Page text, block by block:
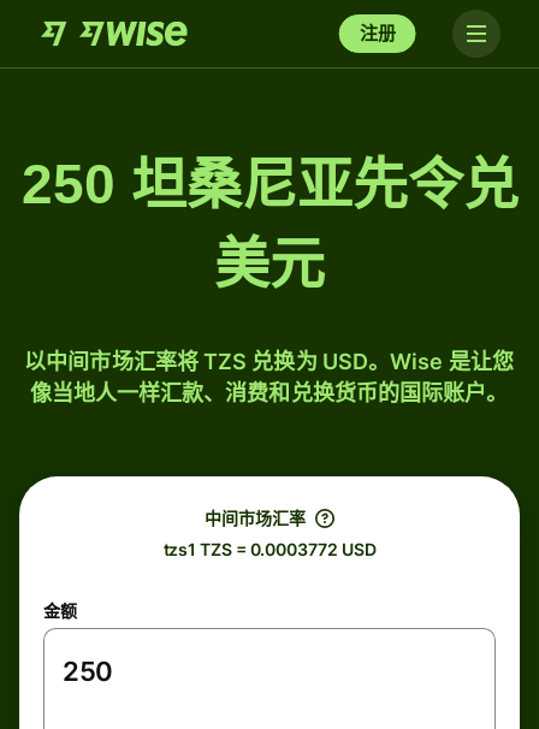
注册
250 坦桑尼亚先令兑
美元
以中间市场汇率将 TZS 兑换为 USD。Wise 是让您
像当地人一样汇款、消费和兑换货币的国际账户。
中间市场汇率
tzs1 TZS = 0.0003772 USD
金额